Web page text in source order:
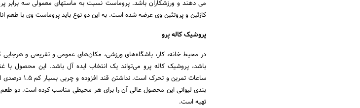
می دهند و ورزشکاران باشد. پروماست نسبت به ماستهای معمولی سه برابر
کازئین و پروتئین وی عرضه شده است. به این دو نوع باید پروماست وی با طعم
پروشیک کاله پرو
در محیط خانه، کار، باشگاه‌های ورزشی، مکان‌های عمومی و تفریحی و
ساعات تمرین و
بندی لیوانی این محصول عالی آن را برای هر محیطی مناسب کرده است. دو
تهیه است.